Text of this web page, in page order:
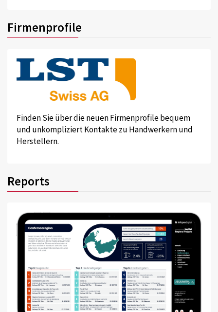
Firmenprofile
Finden Sie über die neuen Firmenprofile bequem
und unkompliziert Kontakte zu Handwerkern und
Herstellern.
Reports